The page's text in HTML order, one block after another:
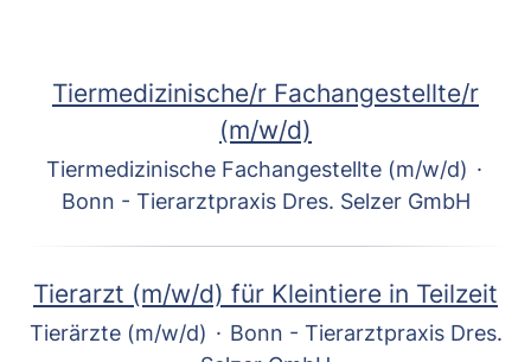
Tiermedizinische/r Fachangestellte/r
(m/w/d)
Tiermedizinische Fachangestellte (m/w/d) ·
Bonn - Tierarztpraxis Dres. Selzer GmbH
Tierarzt (m/w/d) für Kleintiere in Teilzeit
Tierärzte (m/w/d) · Bonn - Tierarztpraxis Dres.